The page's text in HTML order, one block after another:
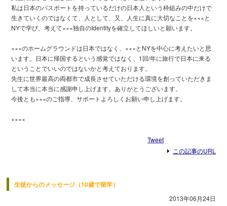
私は日本のパスポートを持っているだけの日本人という枠組みの中だけで
生きていくのではなくて、人として、又、人生に真に大切なことを×××と
NYで学び、考えて×××独自のIdentityを確立してほしいと願います。
×××のホームグラウンドは日本ではなく、×××とNYを中心に考えたいと思
います。日本に帰国するという感覚ではなく、1回/年に旅行で日本に来る
ということでいいのではないかと考えております。
先生に世界最高の両都市で成長させていただける環境を創っていただきま
して本当に本当に感謝申し上げます。ありがとうございます。
今後とも×××のご指導、サポートよろしくお願い申し上げます。
××××
Tweet
この記事のURL
生徒からのメッセージ（10歳で留学）
2013年06月24日